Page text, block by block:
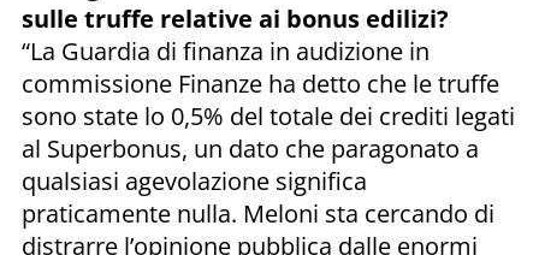
sulle truffe relative ai bonus edilizi?
“La Guardia di finanza in audizione in
commissione Finanze ha detto che le truffe
sono state lo 0,5% del totale dei crediti legati
al Superbonus, un dato che paragonato a
qualsiasi agevolazione significa
praticamente nulla. Meloni sta cercando di
distrarre l’opinione pubblica dalle enormi